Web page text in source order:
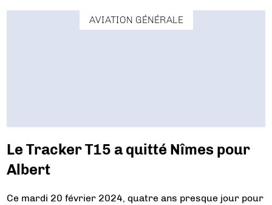
AVIATION GÉNÉRALE
Le Tracker T15 a quitté Nîmes pour
Albert
Ce mardi 20 février 2024, quatre ans presque jour pour